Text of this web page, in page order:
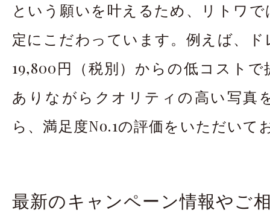
という願いを叶えるため、リトワ
定にこだわっています。例えば、ド
19,800円（税別）からの低コスト
ありながらクオリティの高い写真
ら、満足度No.1の評価をいただいて
最新のキャンペーン情報やご